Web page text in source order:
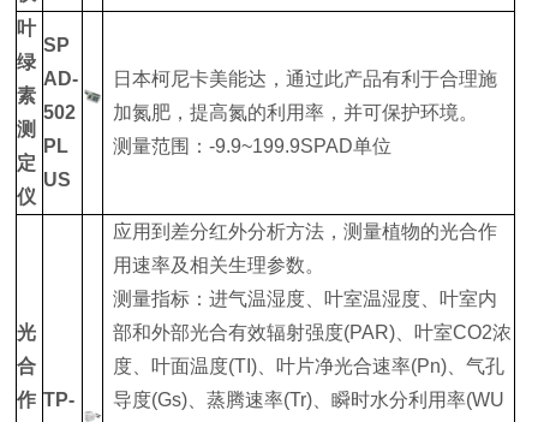
叶
绿
素
测
定
仪
SP
AD-
502
PL
US
日本柯尼卡美能达，通过此产品有利于合理施
加氮肥，提高氮的利用率，并可保护环境。
测量范围：-9.9~199.9SPAD单位
光
合
作 TP-
应用到差分红外分析方法，测量植物的光合作
用速率及相关生理参数‌。
测量指标：进气温湿度、叶室温湿度、叶室内
部和外部光合有效辐射强度(PAR)、叶室CO2浓
度、叶面温度(TI)、叶片净光合速率(Pn)、气孔
导度(Gs)、蒸腾速率(Tr)、瞬时水分利用率(WU